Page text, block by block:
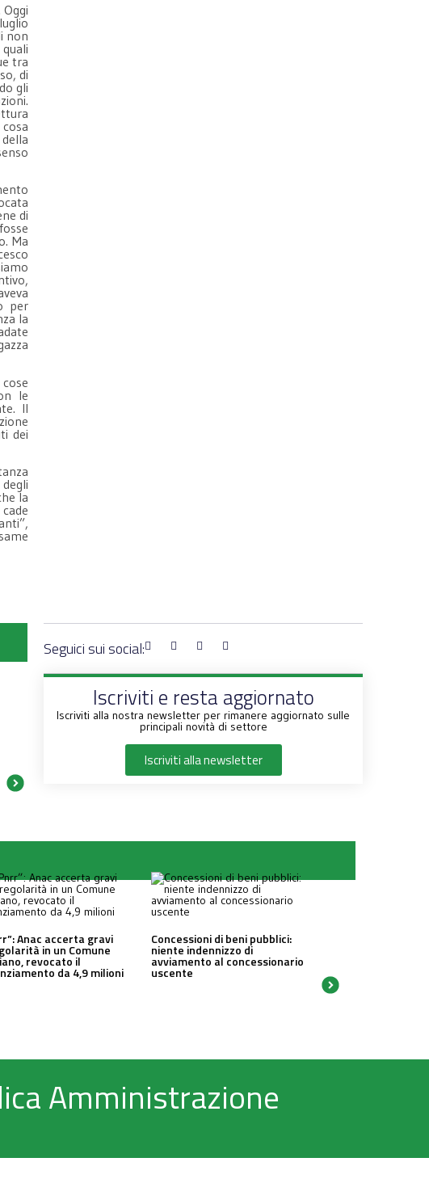
non
tra
di
gli
di
Ma
per
la
le
Il
dei
la
Seguici sui social:
Iscriviti e resta aggiornato
Iscriviti alla nostra newsletter per rimanere aggiornato sulle
principali novità di settore
Iscriviti alla newsletter
Anac accerta gravi
in un Comune
revocato il
da 4,9 milioni
Concessioni di beni pubblici:
niente indennizzo di
avviamento al concessionario
uscente
Amministrazione